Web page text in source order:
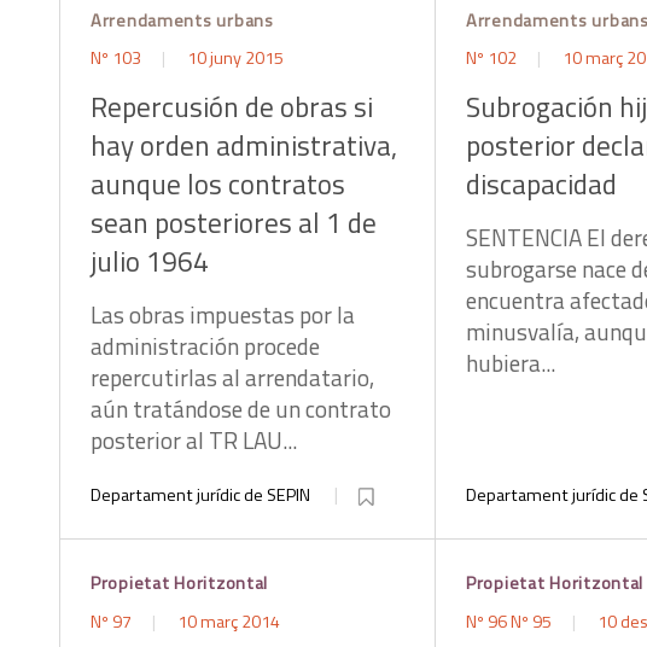
Arrendaments urbans
Nº 103
10 juny 2015
Repercusión de obras si
hay orden administrativa,
aunque los contratos
sean posteriores al 1 de
julio 1964
Las obras impuestas por la
administración procede
repercutirlas al arrendatario,
aún tratándose de un contrato
posterior al TR LAU...
Departament jurídic de SEPIN
Arrendaments urbans
Nº 102
10 març
Subrogación
posterior
discapacidad
SENTENCIA El
subrogarse nace
encuentra
minusvalía,
hubiera...
Departament jurídic de
Propietat Horitzontal
Nº 97
10 març 2014
Propietat Horitzontal
Nº 96Nº 95 10